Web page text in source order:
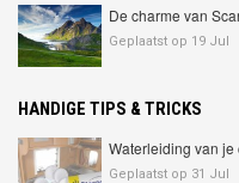
De charme van
Geplaatst op 19 Jul
HANDIGE TIPS & TRICKS
Waterleiding van
Geplaatst op 31 Jul